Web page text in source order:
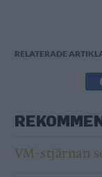
RELATERADE
VM-stjärnan